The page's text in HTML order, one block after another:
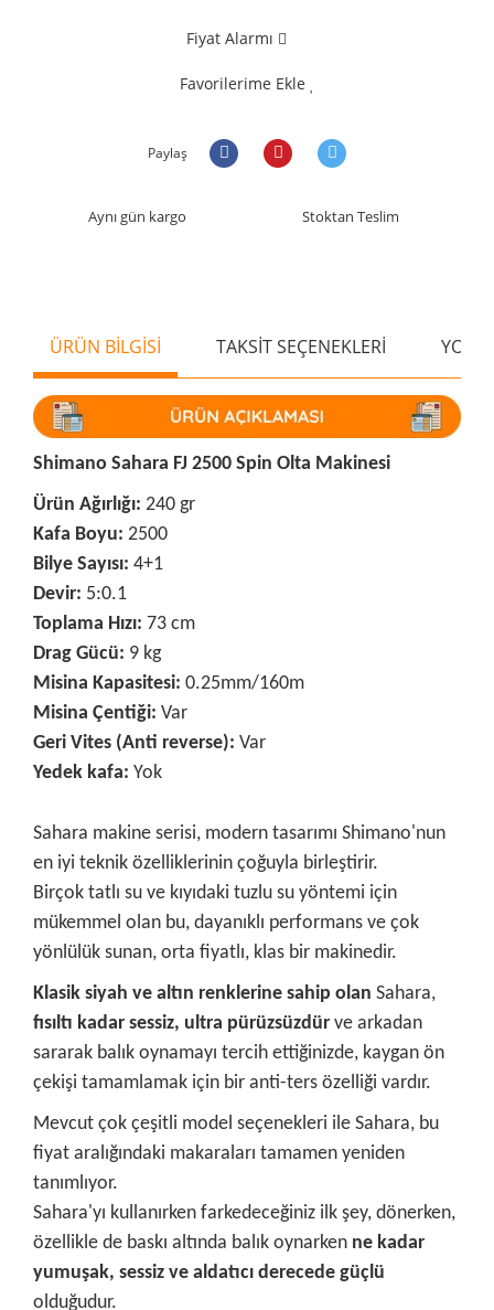
Fiyat Alarmı
Favorilerime Ekle
Paylaş
Aynı gün kargo Stoktan Teslim
ÜRÜN BİLGİSİ TAKSİT SEÇENEKLERİ
Shimano Sahara FJ 2500 Spin Olta Makinesi
Ürün Ağırlığı: 240 gr
Kafa Boyu: 2500
Bilye Sayısı: 4+1
Devir: 5:0.1
Toplama Hızı: 73 cm
Drag Gücü: 9 kg
Misina Kapasitesi: 0.25mm/160m
Misina Çentiği: Var
Geri Vites (Anti reverse): Var
Yedek kafa: Yok
Sahara makine serisi, modern tasarımı Shimano'nun
en iyi teknik özelliklerinin çoğuyla birleştirir.
Birçok tatlı su ve kıyıdaki tuzlu su yöntemi için
mükemmel olan bu, dayanıklı performans ve çok
yönlülük sunan, orta fiyatlı, klas bir makinedir.
Klasik siyah ve altın renklerine sahip olan Sahara,
fısıltı kadar sessiz, ultra pürüzsüzdür ve arkadan
sararak balık oynamayı tercih ettiğinizde, kaygan ön
çekişi tamamlamak için bir anti-ters özelliği vardır.
Mevcut çok çeşitli model seçenekleri ile Sahara, bu
fiyat aralığındaki makaraları tamamen yeniden
tanımlıyor.
Sahara'yı kullanırken farkedeceğiniz ilk şey, dönerken,
özellikle de baskı altında balık oynarken ne kadar
yumuşak, sessiz ve aldatıcı derecede güçlü
olduğudur.